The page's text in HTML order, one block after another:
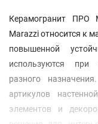
Керамогранит
Marazzi относится к
повышенной
используются при
разного
артикулов
элементов и